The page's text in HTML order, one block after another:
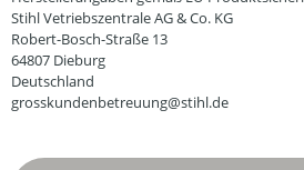
Stihl Vetriebszentrale AG & Co. KG
Robert-Bosch-Straße 13
64807 Dieburg
Deutschland
grosskundenbetreuung@stihl.de